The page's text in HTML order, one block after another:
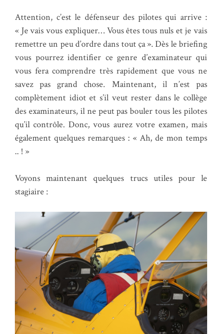
Attention, c’est le défenseur des pilotes qui arrive :
« Je vais vous expliquer… Vous êtes tous nuls et je vais
remettre un peu d’ordre dans tout ça ». Dès le briefing
vous pourrez identifier ce genre d’examinateur qui
vous fera comprendre très rapidement que vous ne
savez pas grand chose. Maintenant, il n’est pas
complètement idiot et s’il veut rester dans le collège
des examinateurs, il ne peut pas bouler tous les pilotes
qu’il contrôle. Donc, vous aurez votre examen, mais
également quelques remarques : « Ah, de mon temps
.. ! »
Voyons maintenant quelques trucs utiles pour le
stagiaire :